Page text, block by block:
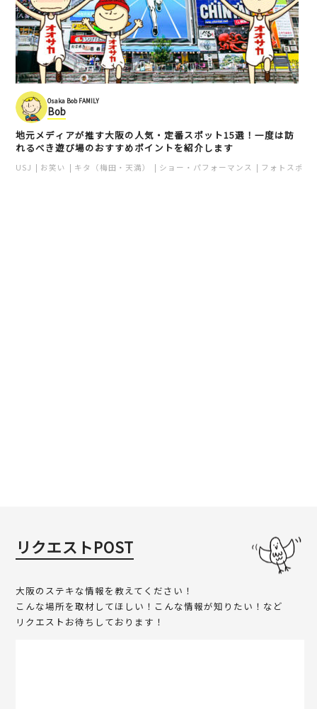
Osaka Bob FAMILY
Bob
地元メディアが推す大阪の人気・定番スポット15選！一度は訪
れるべき遊び場のおすすめポイントを紹介します
USJ お笑い キタ（梅田・天満） ショー・パフォーマンス フォトスポッ
リクエストPOST
大阪のステキな情報を教えてください！
こんな場所を取材してほしい！こんな情報が知りたい！など
リクエストお待ちしております！